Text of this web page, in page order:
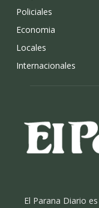
Policiales
Economia
Locales
Internacionales
El Parana Diario